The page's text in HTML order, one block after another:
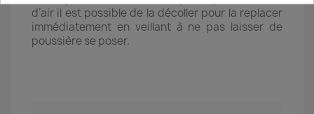
d’air il est possible de la décoller pour la replacer
immédiatement en veillant à ne pas laisser de
poussière se poser.